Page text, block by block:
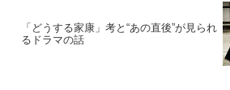
「どうする家康」考と“あの直後”が見られ
るドラマの話